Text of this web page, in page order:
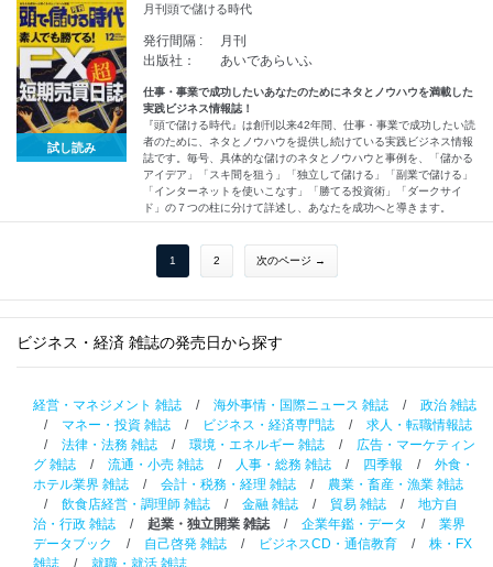
試し読み
月刊頭で儲ける時代
発行間隔 :
月刊
出版社：
あいであらいふ
仕事・事業で成功したいあなたのためにネタとノウハウを満載した
実践ビジネス情報誌！
『頭で儲ける時代』は創刊以来42年間、仕事・事業で成功したい読
者のために、ネタとノウハウを提供し続けている実践ビジネス情報
誌です。毎号、具体的な儲けのネタとノウハウと事例を、「儲かる
アイデア」「スキ間を狙う」「独立して儲ける」「副業で儲ける」
「インターネットを使いこなす」「勝てる投資術」「ダークサイ
ド」の７つの柱に分けて詳述し、あなたを成功へと導きます。
1 2 次のページ →
ビジネス・経済 雑誌の発売日から探す
経営・マネジメント 雑誌 / 海外事情・国際ニュース 雑誌 /
政治 雑誌
/
マネー・投資 雑誌 / ビジネス・経済専門誌 /
求人・転職情報誌
/
法律・法務 雑誌 / 環境・エネルギー 雑誌 /
広告・マーケティン
グ 雑誌
/ 流通・小売 雑誌 / 人事・総務 雑誌 / 四季報 /
外食・
ホテル業界 雑誌
/ 会計・税務・経理 雑誌 /
農業・畜産・漁業 雑誌
/
飲食店経営・調理師 雑誌 / 金融 雑誌 / 貿易 雑誌 /
地方自
治・行政 雑誌
/ 起業・独立開業 雑誌 / 企業年鑑・データ /
業界
データブック
/ 自己啓発 雑誌 / ビジネスCD・通信教育 /
株・FX
雑誌
/ 就職・就活 雑誌